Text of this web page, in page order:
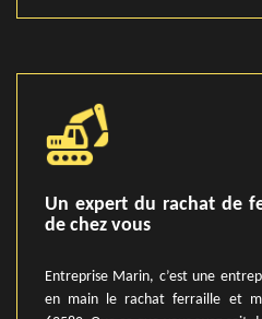
Un expert du rachat de
de chez vous
Entreprise Marin, c’est une
en main le rachat ferraille et